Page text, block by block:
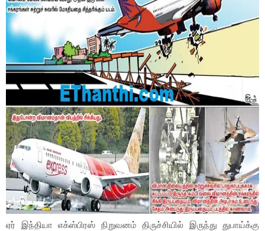
ஏர் இந்தியா எக்ஸ்பிரஸ் நிறுவனம் திருச்சியில் இருந்து துபாய்க்கு